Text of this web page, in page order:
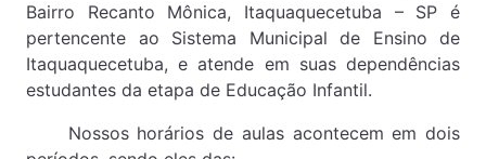
Bairro Recanto Mônica, Itaquaquecetuba – SP é
pertencente ao Sistema Municipal de Ensino de
Itaquaquecetuba, e atende em suas dependências
estudantes da etapa de Educação Infantil.
Nossos horários de aulas acontecem em dois